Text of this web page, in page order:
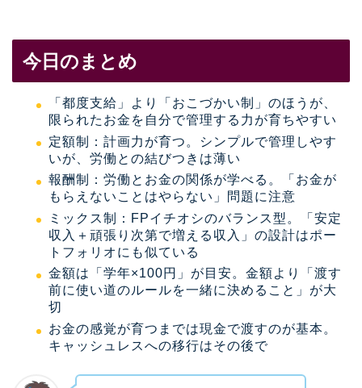
今日のまとめ
「都度支給」より「おこづかい制」のほうが、
限られたお金を自分で管理する力が育ちやすい
定額制：計画力が育つ。シンプルで管理しやす
いが、労働との結びつきは薄い
報酬制：労働とお金の関係が学べる。「お金が
もらえないことはやらない」問題に注意
ミックス制：FPイチオシのバランス型。「安定
収入＋頑張り次第で増える収入」の設計はポー
トフォリオにも似ている
金額は「学年×100円」が目安。金額より「渡す
前に使い道のルールを一緒に決めること」が大
切
お金の感覚が育つまでは現金で渡すのが基本。
キャッシュレスへの移行はその後で